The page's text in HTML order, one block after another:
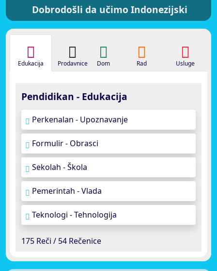
Dobrodošli da učimo Indonezijski
Edukacija Prodavnice Dom Rad Usluge
Pendidikan - Edukacija
Perkenalan - Upoznavanje
Formulir - Obrasci
Sekolah - Škola
Pemerintah - Vlada
Teknologi - Tehnologija
175 Reči / 54 Rečenice